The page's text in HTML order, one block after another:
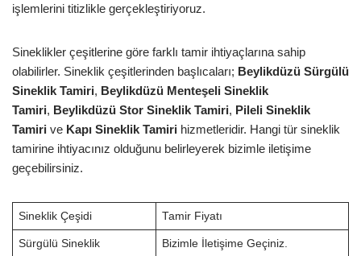
işlemlerini titizlikle gerçekleştiriyoruz.
Sineklikler çeşitlerine göre farklı tamir ihtiyaçlarına sahip
olabilirler. Sineklik çeşitlerinden başlıcaları; Beylikdüzü Sürgülü
Sineklik Tamiri, Beylikdüzü Menteşeli Sineklik
Tamiri, Beylikdüzü Stor Sineklik Tamiri, Pileli Sineklik
Tamiri ve Kapı Sineklik Tamiri hizmetleridir. Hangi tür sineklik
tamirine ihtiyacınız olduğunu belirleyerek bizimle iletişime
geçebilirsiniz.
Sineklik Çeşidi Tamir Fiyatı
Sürgülü Sineklik Bizimle İletişime Geçiniz.